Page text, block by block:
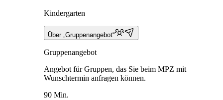
Kindergarten
Über „Gruppenangebot“
Gruppenangebot
Angebot für Gruppen, das Sie beim MPZ mit
Wunschtermin anfragen können.
90 Min.